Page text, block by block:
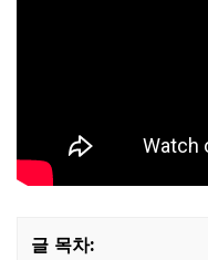
글 목차: